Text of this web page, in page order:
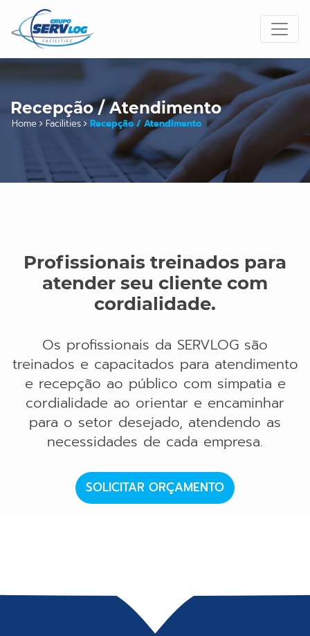
Recepção / Atendimento
Home Facilities Recepção / Atendimento
Profissionais treinados para
atender seu cliente com
cordialidade.
Os profissionais da SERVLOG são
treinados e capacitados para atendimento
e recepção ao público com simpatia e
cordialidade ao orientar e encaminhar
para o setor desejado, atendendo as
necessidades de cada empresa.
SOLICITAR ORÇAMENTO